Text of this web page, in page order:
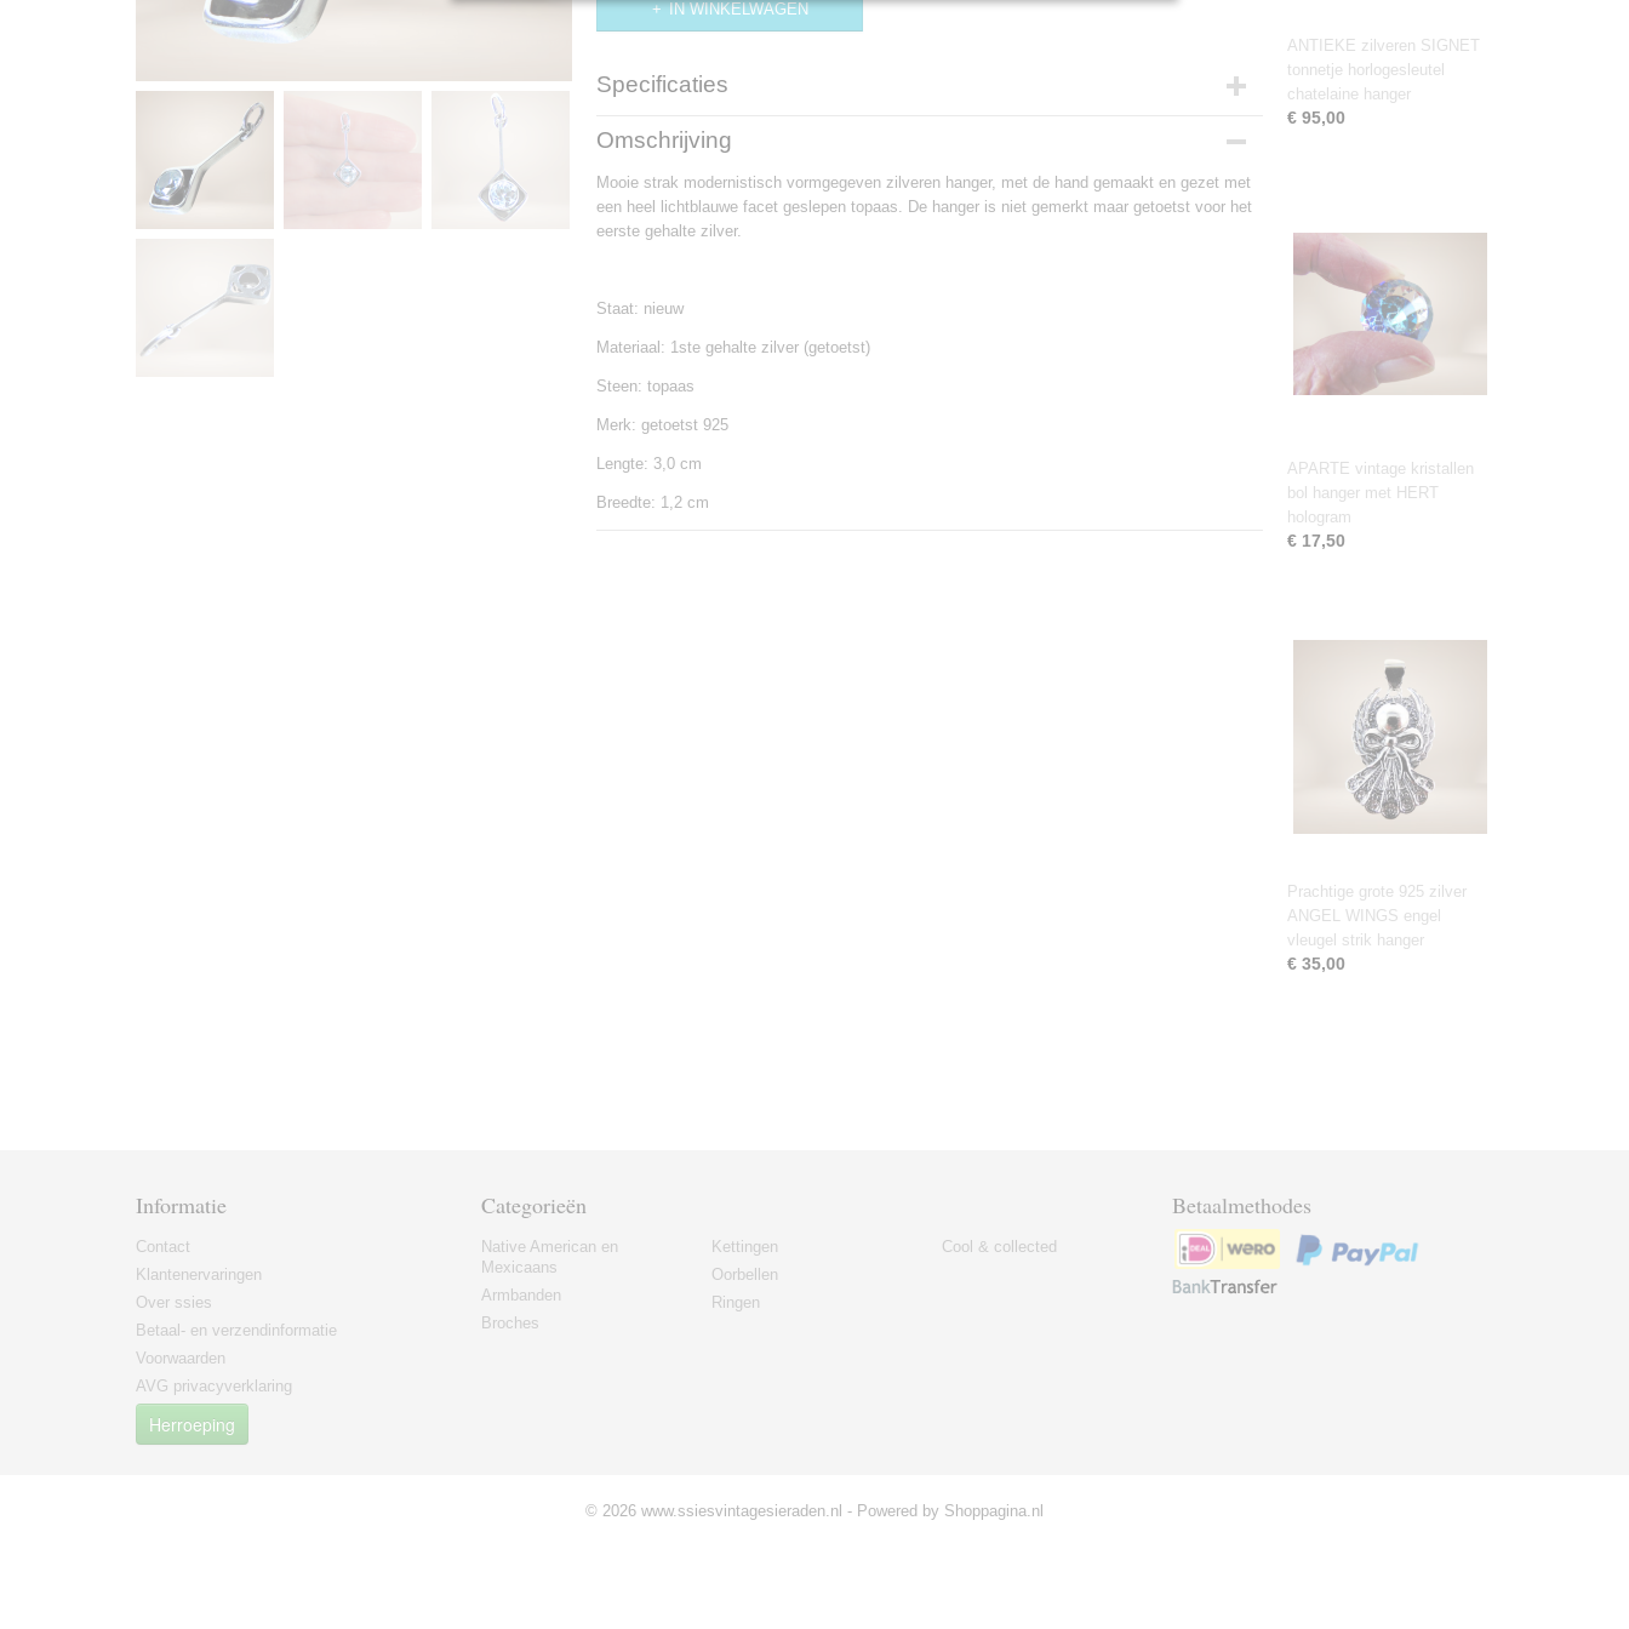
IN WINKELWAGEN
Specificaties
Productcode
Omschrijving
Mooie strak modernistisch vormgegeven zilveren hanger, met de hand gemaakt en gezet met
een heel lichtblauwe facet geslepen topaas. De hanger is niet gemerkt maar getoetst voor het
eerste gehalte zilver.
Staat: nieuw
Materiaal: 1ste gehalte zilver (getoetst)
Steen: topaas
Merk: getoetst 925
Lengte: 3,0 cm
Breedte: 1,2 cm
ANTIEKE zilveren SIGNET
tonnetje horlogesleutel
chatelaine hanger
€ 95,00
APARTE vintage kristallen
bol hanger met HERT
hologram
€ 17,50
Prachtige grote 925 zilver
ANGEL WINGS engel
vleugel strik hanger
€ 35,00
Informatie
Contact
Klantenervaringen
Over ssies
Betaal- en verzendinformatie
Voorwaarden
AVG privacyverklaring
Herroeping
Categorieën
Native American en
Mexicaans
Armbanden
Broches
Kettingen
Oorbellen
Ringen
Cool & collected
Betaalmethodes
© 2026 www.ssiesvintagesieraden.nl - Powered by Shoppagina.nl